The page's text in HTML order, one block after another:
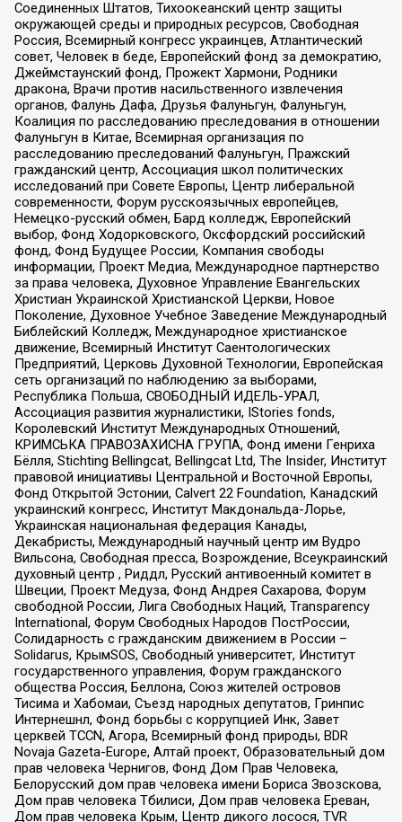
Соединенных Штатов, Тихоокеанский центр защиты
окружающей среды и природных ресурсов, Свободная
Россия, Всемирный конгресс украинцев, Атлантический
совет, Человек в беде, Европейский фонд за демократию,
Джеймстаунский фонд, Прожект Хармони, Родники
дракона, Врачи против насильственного извлечения
органов, Фалунь Дафа, Друзья Фалуньгун, Фалуньгун,
Коалиция по расследованию преследования в отношении
Фалуньгун в Китае, Всемирная организация по
расследованию преследований Фалуньгун, Пражский
гражданский центр, Ассоциация школ политических
исследований при Совете Европы, Центр либеральной
современности, Форум русскоязычных европейцев,
Немецко-русский обмен, Бард колледж, Европейский
выбор, Фонд Ходорковского, Оксфордский российский
фонд, Фонд Будущее России, Компания свободы
информации, Проект Медиа, Международное партнерство
за права человека, Духовное Управление Евангельских
Христиан Украинской Христианской Церкви, Новое
Поколение, Духовное Учебное Заведение Международный
Библейский Колледж, Международное христианское
движение, Всемирный Институт Саентологических
Предприятий, Церковь Духовной Технологии, Европейская
сеть организаций по наблюдению за выборами,
Республика Польша, СВОБОДНЫЙ ИДЕЛЬ-УРАЛ,
Ассоциация развития журналистики, IStories fonds,
Королевский Институт Международных Отношений,
КРИМСЬКА ПРАВОЗАХИСНА ГРУПА, Фонд имени Генриха
Бёлля, Stichting Bellingcat, Bellingcat Ltd, The Insider, Институт
правовой инициативы Центральной и Восточной Европы,
Фонд Открытой Эстонии, Calvert 22 Foundation, Канадский
украинский конгресс, Институт Макдональда-Лорье,
Украинская национальная федерация Канады,
Декабристы, Международный научный центр им Вудро
Вильсона, Свободная пресса, Возрождение, Всеукраинский
духовный центр , Риддл, Русский антивоенный комитет в
Швеции, Проект Медуза, Фонд Андрея Сахарова, Форум
свободной России, Лига Свободных Наций, Transparеncy
International, Форум Свободных Народов ПостРоссии,
Солидарность с гражданским движением в России –
Solidarus, КрымSOS, Свободный университет, Институт
государственного управления, Форум гражданского
общества Россия, Беллона, Союз жителей островов
Тисима и Хабомаи, Съезд народных депутатов, Гринпис
Интернешнл, Фонд борьбы с коррупцией Инк, Завет
церквей TCCN, Агора, Всемирный фонд природы, BDR
Novaja Gazeta-Europe, Алтай проект, Образовательный дом
прав человека Чернигов, Фонд Дом Прав Человека,
Белорусский дом прав человека имени Бориса Звозскова,
Дом прав человека Тбилиси, Дом прав человека Ереван,
Дом прав человека Крым, Центр дикого лосося, TVR